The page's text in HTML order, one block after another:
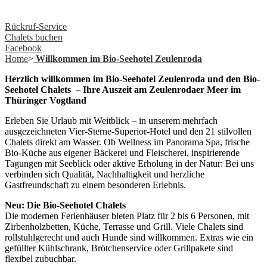
Rückruf-Service
Chalets buchen
Facebook
Home> Willkommen im Bio-Seehotel Zeulenroda
Herzlich willkommen im Bio-Seehotel Zeulenroda und den Bio-
Seehotel Chalets – Ihre Auszeit am Zeulenrodaer Meer im
Thüringer Vogtland
Erleben Sie Urlaub mit Weitblick – in unserem mehrfach
ausgezeichneten Vier-Sterne-Superior-Hotel und den 21 stilvollen
Chalets direkt am Wasser. Ob Wellness im Panorama Spa, frische
Bio-Küche aus eigener Bäckerei und Fleischerei, inspirierende
Tagungen mit Seeblick oder aktive Erholung in der Natur: Bei uns
verbinden sich Qualität, Nachhaltigkeit und herzliche
Gastfreundschaft zu einem besonderen Erlebnis.
Neu: Die Bio-Seehotel Chalets
Die modernen Ferienhäuser bieten Platz für 2 bis 6 Personen, mit
Zirbenholzbetten, Küche, Terrasse und Grill. Viele Chalets sind
rollstuhlgerecht und auch Hunde sind willkommen. Extras wie ein
gefüllter Kühlschrank, Brötchenservice oder Grillpakete sind
flexibel zubuchbar.